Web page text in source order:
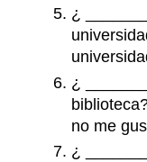
¿
¿
no me
¿